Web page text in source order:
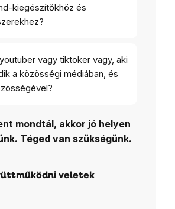
kiegészítőkhöz és
vagy tiktoker vagy, aki
a közösségi médiában, és
mondtál, akkor jó helyen
Téged van szükségünk.
veletek